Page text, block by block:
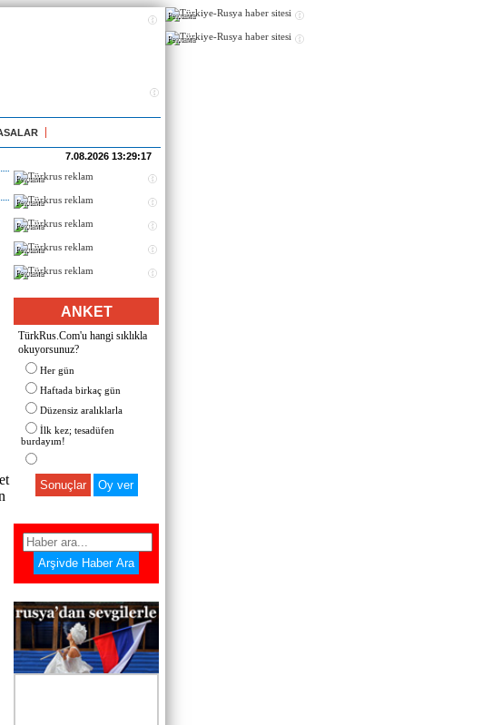
7.08.2026 13:29:17
Реклама
Реклама
Реклама
Реклама
Реклама
ANKET
TürkRus.Com'u hangi sıklıkla
okuyorsunuz?
Her gün
Haftada birkaç gün
Düzensiz aralıklarla
İlk kez; tesadüfen
burdayım!
Sonuçlar
Реклама
Реклама